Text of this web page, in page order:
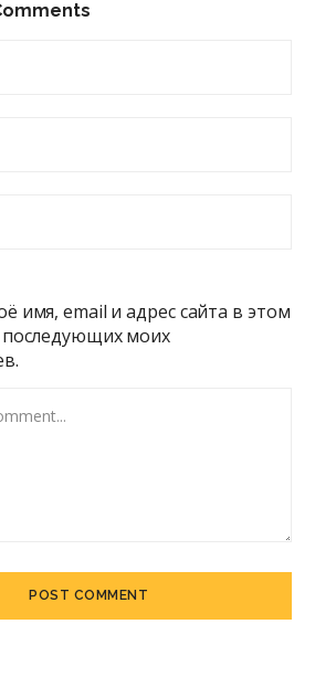
имя, email и адрес сайта в этом
последующих моих